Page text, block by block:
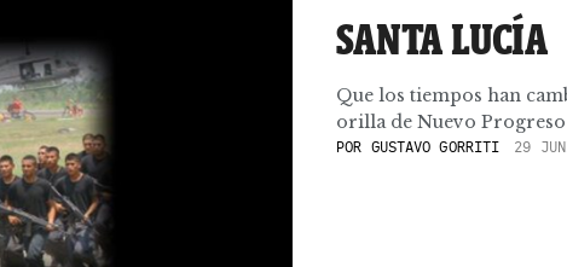
SANTA LUCÍA
Que los tiempos han
orilla de Nuevo Progreso
POR GUSTAVO GORRITI 29